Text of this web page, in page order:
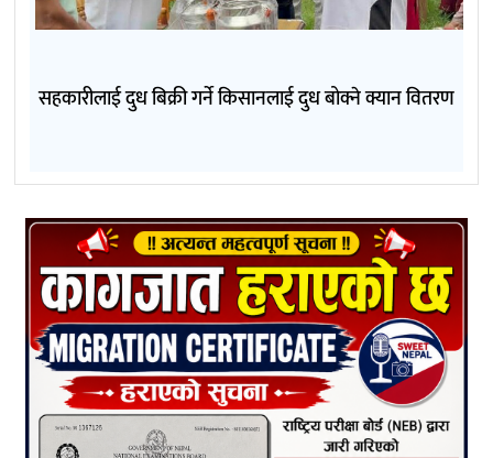
सहकारीलाई दुध बिक्री गर्ने किसानलाई दुध बोक्ने क्यान वितरण